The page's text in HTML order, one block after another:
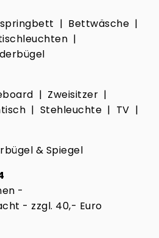
| Bettwäsche |
|
| Zweisitzer |
| Stehleuchte | TV |
& Spiegel
-
- zzgl. 40,- Euro